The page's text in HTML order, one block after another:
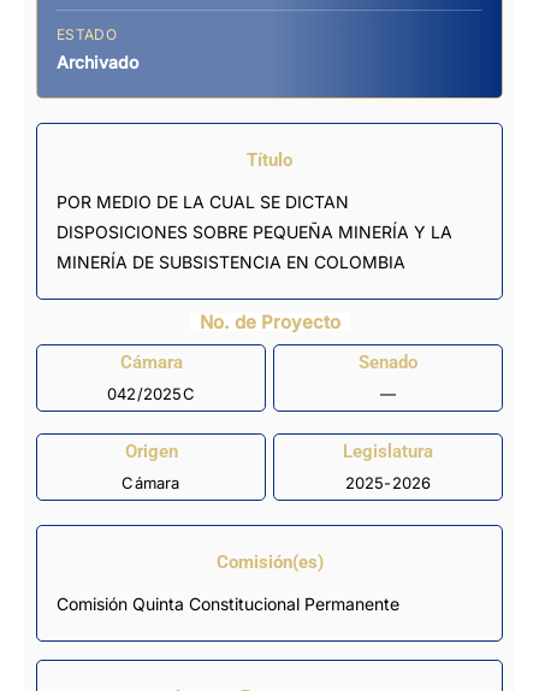
ESTADO
Archivado
Título
POR MEDIO DE LA CUAL SE DICTAN
DISPOSICIONES SOBRE PEQUEÑA MINERÍA Y LA
MINERÍA DE SUBSISTENCIA EN COLOMBIA
No. de Proyecto
Cámara
042/2025C
Senado
—
Origen
Cámara
Legislatura
2025-2026
Comisión(es)
Comisión Quinta Constitucional Permanente